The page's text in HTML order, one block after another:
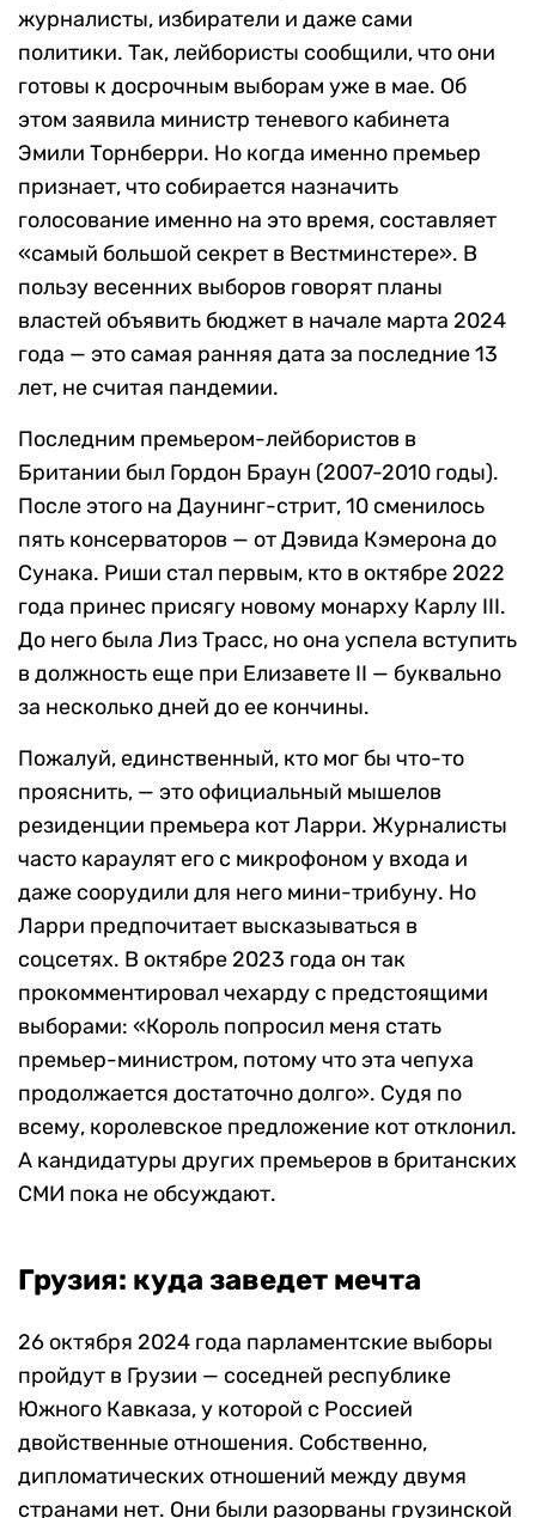
журналисты, избиратели и даже сами
политики. Так, лейбористы сообщили, что они
готовы к досрочным выборам уже в мае. Об
этом заявила министр теневого кабинета
Эмили Торнберри. Но когда именно премьер
признает, что собирается назначить
голосование именно на это время, составляет
«самый большой секрет в Вестминстере». В
пользу весенних выборов говорят планы
властей объявить бюджет в начале марта 2024
года — это самая ранняя дата за последние 13
лет, не считая пандемии.
Последним премьером-лейбористов в
Британии был Гордон Браун (2007-2010 годы).
После этого на Даунинг-стрит, 10 сменилось
пять консерваторов — от Дэвида Кэмерона до
Сунака. Риши стал первым, кто в октябре 2022
года принес присягу новому монарху Карлу III.
До него была Лиз Трасс, но она успела вступить
в должность еще при Елизавете II — буквально
за несколько дней до ее кончины.
Пожалуй, единственный, кто мог бы что-то
прояснить, — это официальный мышелов
резиденции премьера кот Ларри. Журналисты
часто караулят его с микрофоном у входа и
даже соорудили для него мини-трибуну. Но
Ларри предпочитает высказываться в
соцсетях. В октябре 2023 года он так
прокомментировал чехарду с предстоящими
выборами: «Король попросил меня стать
премьер-министром, потому что эта чепуха
продолжается достаточно долго». Судя по
всему, королевское предложение кот отклонил.
А кандидатуры других премьеров в британских
СМИ пока не обсуждают.
Грузия: куда заведет мечта
26 октября 2024 года парламентские выборы
пройдут в Грузии — соседней республике
Южного Кавказа, у которой с Россией
двойственные отношения. Собственно,
дипломатических отношений между двумя
странами нет. Они были разорваны грузинской